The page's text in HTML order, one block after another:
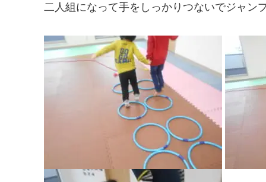
二人組になって手をしっかりつないでジャン